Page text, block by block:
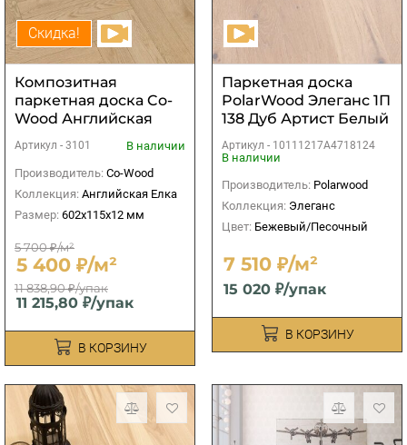
Скидка!
Композитная
паркетная доска Co-
Wood Английская
Артикул - 3101
В наличии
Производитель: Co-Wood
Коллекция: Английская Елка
Размер: 602x115x12 мм
5 700 ₽/м²
5 400 ₽/м²
11 838,90 ₽/упак
11 215,80 ₽/упак
В КОРЗИНУ
Паркетная доска
PolarWood Элеганс 1П
138 Дуб Артист Белый
Артикул - 10111217A4718124
В наличии
Производитель: Polarwood
Коллекция: Элеганс
Цвет: Бежевый/Песочный
7 510 ₽/м²
15 020 ₽/упак
В КОРЗИНУ